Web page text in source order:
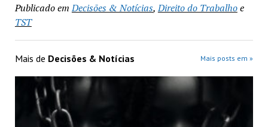
Publicado em Decisões & Notícias,Direito do Trabalhoe
TST
Mais de Decisões & Notícias Mais posts em »